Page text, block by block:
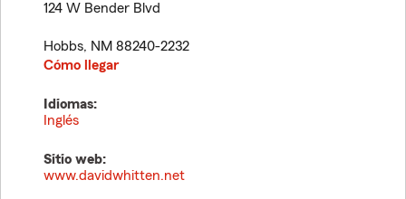
124 W Bender Blvd
Hobbs, NM 88240-2232
Cómo llegar
Idiomas:
Inglés
Sitio web:
www.davidwhitten.net